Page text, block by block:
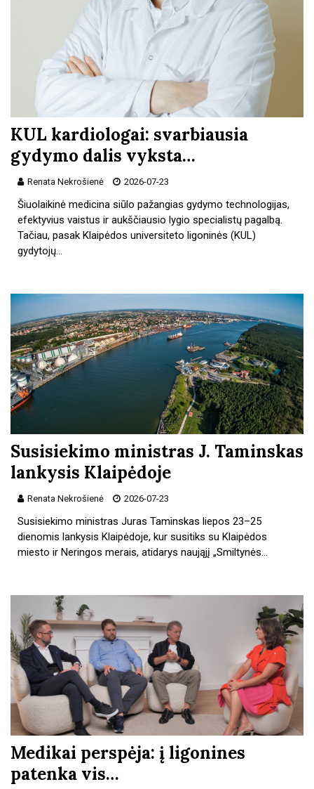
KUL kardiologai: svarbiausia
gydymo dalis vyksta…
Renata Nekrošienė 2026-07-23
Šiuolaikinė medicina siūlo pažangias gydymo technologijas,
efektyvius vaistus ir aukščiausio lygio specialistų pagalbą.
Tačiau, pasak Klaipėdos universiteto ligoninės (KUL)
gydytojų…
Susisiekimo ministras J. Taminskas
lankysis Klaipėdoje
Renata Nekrošienė 2026-07-23
Susisiekimo ministras Juras Taminskas liepos 23–25
dienomis lankysis Klaipėdoje, kur susitiks su Klaipėdos
miesto ir Neringos merais, atidarys naująjį „Smiltynės…
Medikai perspėja: į ligonines
patenka vis…